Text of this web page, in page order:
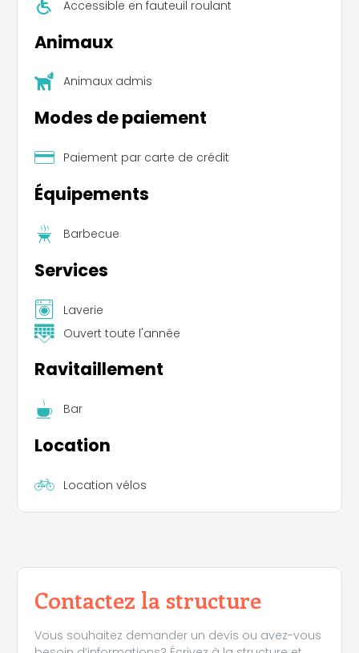
Accessible en fauteuil roulant
Animaux
Animaux admis
Modes de paiement
Paiement par carte de crédit
Équipements
Barbecue
Services
Laverie
Ouvert toute l'année
Ravitaillement
Bar
Location
Location vélos
Contactez la structure
Vous souhaitez demander un devis ou avez-vous